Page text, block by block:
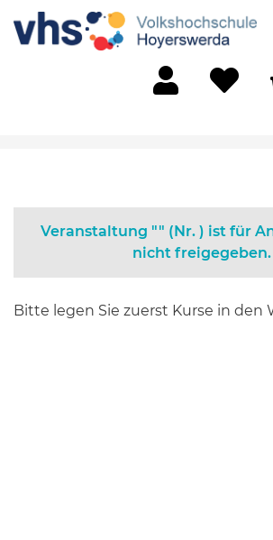
Veranstaltung "" (Nr. ) ist für
nicht freigegeben.
Bitte legen Sie zuerst Kurse in den